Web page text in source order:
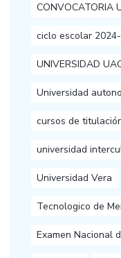
CONVOCATORIA
ciclo escolar
UNIVERSIDAD
Universidad
cursos de
universidad
Universidad Vera
Tecnologico de
Examen Nacional